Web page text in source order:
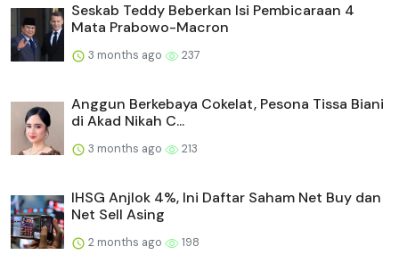
Seskab Teddy Beberkan Isi Pembicaraan 4
Mata Prabowo-Macron
3 months ago 237
Anggun Berkebaya Cokelat, Pesona Tissa Biani
di Akad Nikah C...
3 months ago 213
IHSG Anjlok 4%, Ini Daftar Saham Net Buy dan
Net Sell Asing
2 months ago 198